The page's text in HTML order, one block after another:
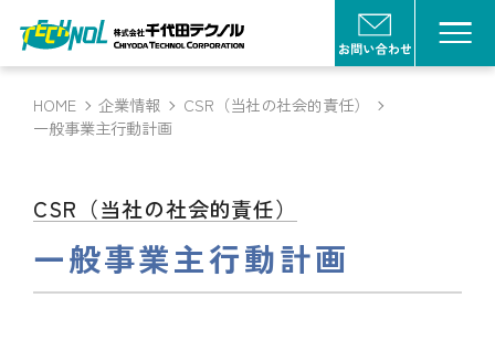
HOME 企業情報
CSR（当社の社会的責任）
一般事業主行動計画
CSR（当社の社会的責任）
一般事業主行動計画